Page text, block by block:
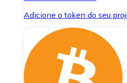
Adicione o token do seu